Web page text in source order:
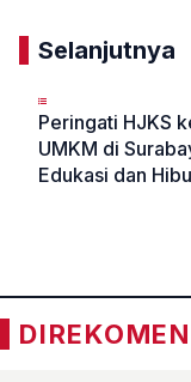
Selanjutnya
Peringati HJKS
UMKM di
Edukasi dan